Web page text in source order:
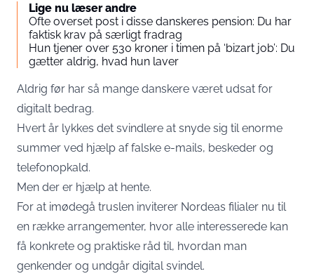
Lige nu læser andre
Ofte overset post i disse danskeres pension: Du har
faktisk krav på særligt fradrag
Hun tjener over 530 kroner i timen på ‘bizart job’: Du
gætter aldrig, hvad hun laver
Aldrig før har så mange danskere været udsat for
digitalt bedrag.
Hvert år lykkes det svindlere at snyde sig til enorme
summer ved hjælp af falske e-mails, beskeder og
telefonopkald.
Men der er hjælp at hente.
For at imødegå truslen inviterer Nordeas filialer nu til
en række arrangementer, hvor alle interesserede kan
få konkrete og praktiske råd til, hvordan man
genkender og undgår digital svindel.